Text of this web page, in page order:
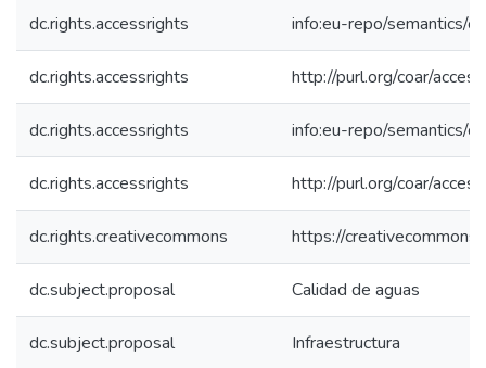
dc.rights.accessrights info:eu-repo/semantics/
dc.rights.accessrights http://purl.org/coar/
dc.rights.accessrights info:eu-repo/semantics/
dc.rights.accessrights http://purl.org/coar/
dc.rights.creativecommons https://
dc.subject.proposal Calidad de aguas
dc.subject.proposal Infraestructura